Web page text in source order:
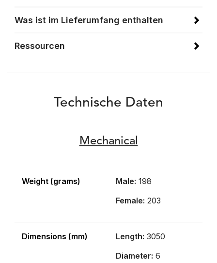
Was ist im Lieferumfang enthalten
Ressourcen
Technische Daten
Mechanical
Weight (grams) Male: 198
Female: 203
Dimensions (mm) Length: 3050
Diameter: 6